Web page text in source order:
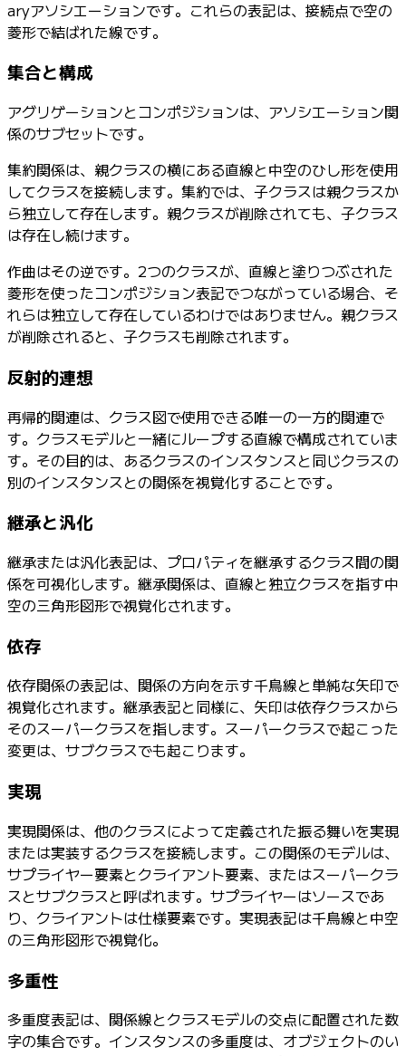
aryアソシエーションです。これらの表記は、接続点で空の
菱形で結ばれた線です。
集合と構成
アグリゲーションとコンポジションは、アソシエーション関
係のサブセットです。
集約関係は、親クラスの横にある直線と中空のひし形を使用
してクラスを接続します。集約では、子クラスは親クラスか
ら独立して存在します。親クラスが削除されても、子クラス
は存在し続けます。
作曲はその逆です。2つのクラスが、直線と塗りつぶされた
菱形を使ったコンポジション表記でつながっている場合、そ
れらは独立して存在しているわけではありません。親クラス
が削除されると、子クラスも削除されます。
反射的連想
再帰的関連は、クラス図で使用できる唯一の一方的関連で
す。クラスモデルと一緒にループする直線で構成されていま
す。その目的は、あるクラスのインスタンスと同じクラスの
別のインスタンスとの関係を視覚化することです。
継承と汎化
継承または汎化表記は、プロパティを継承するクラス間の関
係を可視化します。継承関係は、直線と独立クラスを指す中
空の三角形図形で視覚化されます。
依存
依存関係の表記は、関係の方向を示す千鳥線と単純な矢印で
視覚化されます。継承表記と同様に、矢印は依存クラスから
そのスーパークラスを指します。スーパークラスで起こった
変更は、サブクラスでも起こります。
実現
実現関係は、他のクラスによって定義された振る舞いを実現
または実装するクラスを接続します。この関係のモデルは、
サプライヤー要素とクライアント要素、またはスーパークラ
スとサブクラスと呼ばれます。サプライヤーはソースであ
り、クライアントは仕様要素です。実現表記は千鳥線と中空
の三角形図形で視覚化。
多重性
多重度表記は、関係線とクラスモデルの交点に配置された数
字の集合です。インスタンスの多重度は、オブジェクトのい